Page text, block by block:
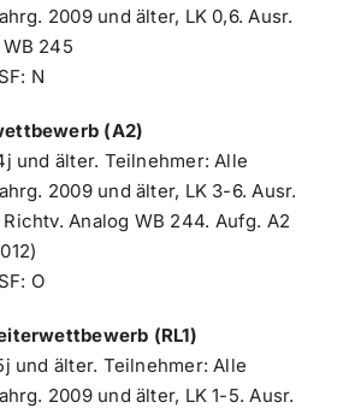
2009 und älter, LK 0,6. Ausr.
245
N
(A2)
und älter. Teilnehmer: Alle
2009 und älter, LK 3-6. Ausr.
Analog WB 244. Aufg. A2
O
(RL1)
und älter. Teilnehmer: Alle
2009 und älter, LK 1-5. Ausr.